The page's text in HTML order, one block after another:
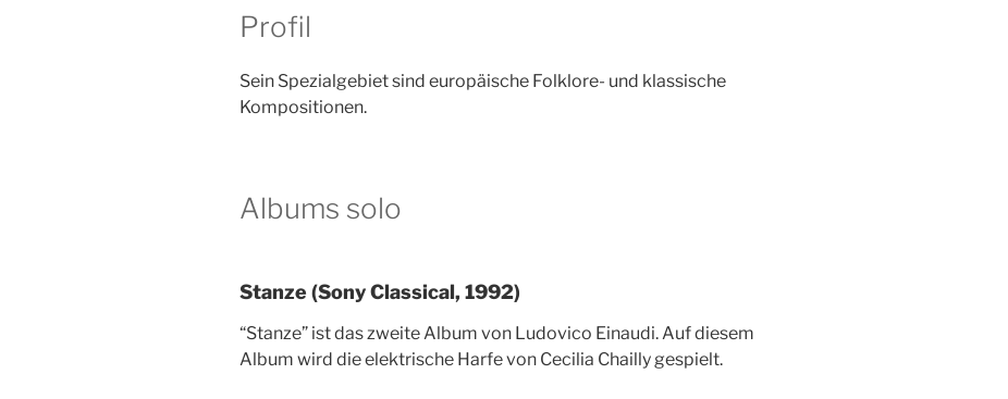
Profil
Sein Spezialgebiet sind europäische Folklore- und klassische
Kompositionen.
Albums solo
Stanze (Sony Classical, 1992)
“Stanze” ist das zweite Album von Ludovico Einaudi. Auf diesem
Album wird die elektrische Harfe von Cecilia Chailly gespielt.